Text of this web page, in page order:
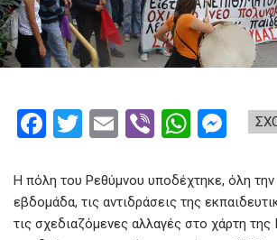
F
ce
b
T
tt
er
E
ail
Vi
er
W
at
s
se
n
Η πόλη του Ρεθύμνου υποδέχτηκε, όλη
εβδομάδα, τις αντιδράσεις της
τις σχεδιαζόμενες αλλαγές στο χάρτη της